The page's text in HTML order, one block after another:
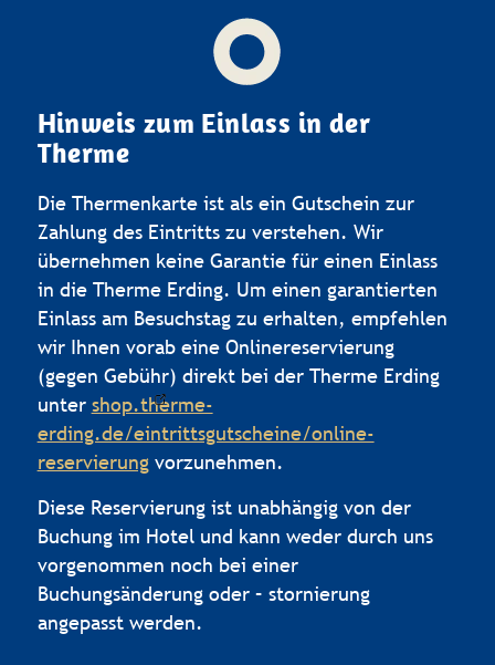
Hinweis zum Einlass in der
Therme
Die Thermenkarte ist als ein Gutschein zur
Zahlung des Eintritts zu verstehen. Wir
übernehmen keine Garantie für einen Einlass
in die Therme Erding. Um einen garantierten
Einlass am Besuchstag zu erhalten, empfehlen
wir Ihnen vorab eine Onlinereservierung
(gegen Gebühr) direkt bei der Therme Erding
unter shop.therme-
erding.de/eintrittsgutscheine/online-
reservierungvorzunehmen.
Diese Reservierung ist unabhängig von der
Buchung im Hotel und kann weder durch uns
vorgenommen noch bei einer
Buchungsänderung oder – stornierung
angepasst werden.